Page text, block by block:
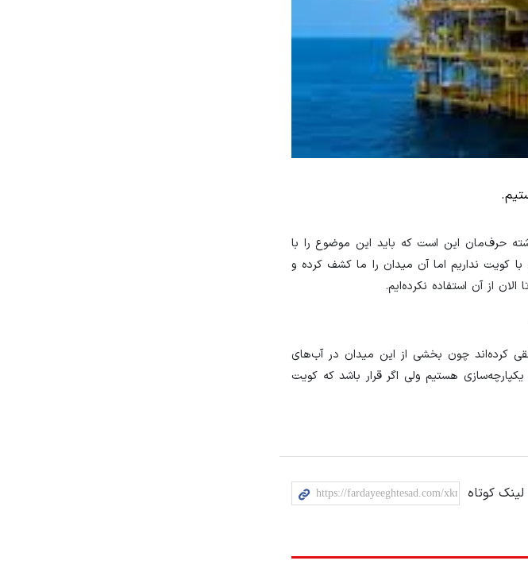
حرف‌مان این است که باید این موضوع را با
نداریم اما آن میدان را ما کشف کرده و
از آن استفاده نکرده‌ایم.
کرده‌اند چون بخشی از این میدان در آب‌های
هستیم ولی اگر قرار باشد که کویت
لینک کوتاه